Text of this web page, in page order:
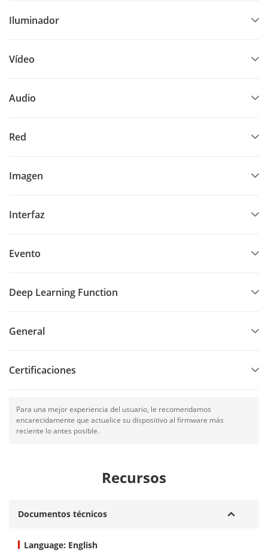
Iluminador
Vídeo
Audio
Red
Imagen
Interfaz
Evento
Deep Learning Function
General
Certificaciones
Para una mejor experiencia del usuario, le recomendamos
encarecidamente que actualice su dispositivo al firmware más
reciente lo antes posible.
Recursos
Documentos técnicos
Language: English